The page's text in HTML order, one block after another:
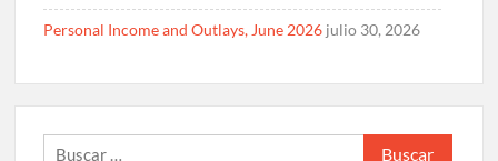
Personal Income and Outlays, June 2026 julio 30, 2026
Buscar: